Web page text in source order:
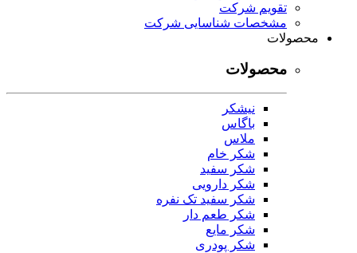
تقویم شرکت
مشخصات شناسایی شرکت
محصولات
محصولات
نیشکر
باگاس
ملاس
شکر خام
شکر سفید
شکر دارویی
شکر سفید تک نفره
شکر طعم دار
شکر مایع
شکر پودری